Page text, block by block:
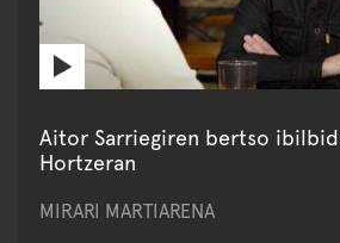
Aitor Sarriegiren bertso
Hortzeran
MIRARI MARTIARENA